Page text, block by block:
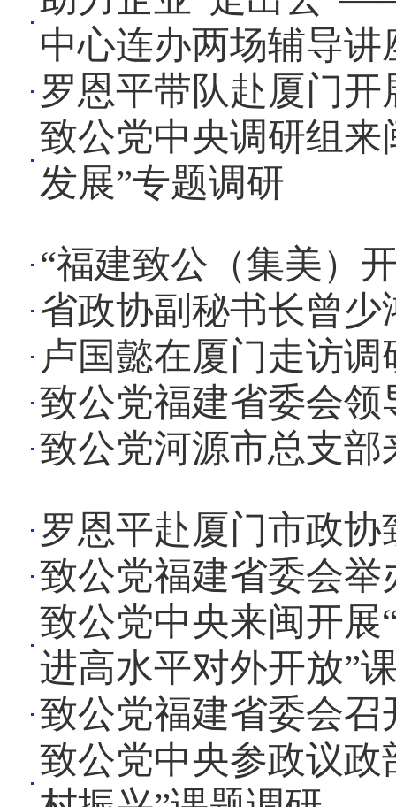
中心连办两场辅导讲
罗恩平带队赴厦门
致公党中央调研组
发展”专题调研
“福建致公（集美）
省政协副秘书长曾
卢国懿在厦门走访调
致公党福建省委会
致公党河源市总支
罗恩平赴厦门市政
致公党福建省委会举
致公党中央来闽开展
进高水平对外开放”
致公党福建省委会召
致公党中央参政议政